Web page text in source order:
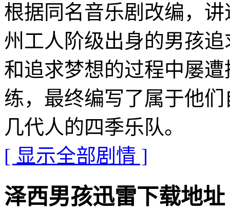
根据同名音乐剧改编，
州工人阶级出身的男孩
和追求梦想的过程中屡
练，最终编写了属于他
几代人的四季乐队。
[ 显示全部剧情 ]
泽西男孩迅雷下载地址 ·